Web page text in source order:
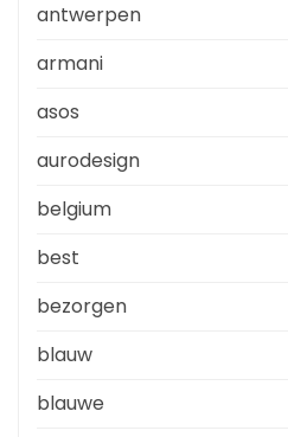
antwerpen
armani
asos
aurodesign
belgium
best
bezorgen
blauw
blauwe